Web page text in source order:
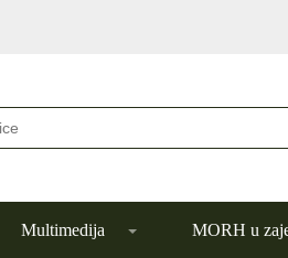
Multimedija MORH u